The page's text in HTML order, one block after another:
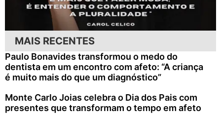
MAIS RECENTES
Paulo Bonavides transformou o medo do
dentista em um encontro com afeto: “A criança
é muito mais do que um diagnóstico”
Monte Carlo Joias celebra o Dia dos Pais com
presentes que transformam o tempo em afeto